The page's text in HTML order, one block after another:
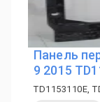
Панель
9 2015
TD1153110E,